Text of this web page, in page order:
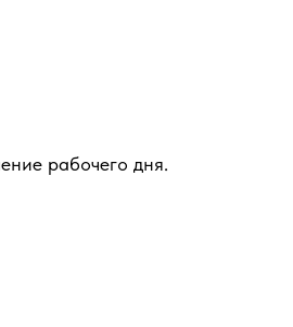
рабочего дня.